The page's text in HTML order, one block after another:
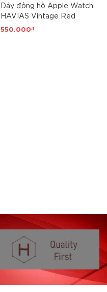
Dây đồng hồ Apple Watch
HAVIAS Vintage Red
550.000₫